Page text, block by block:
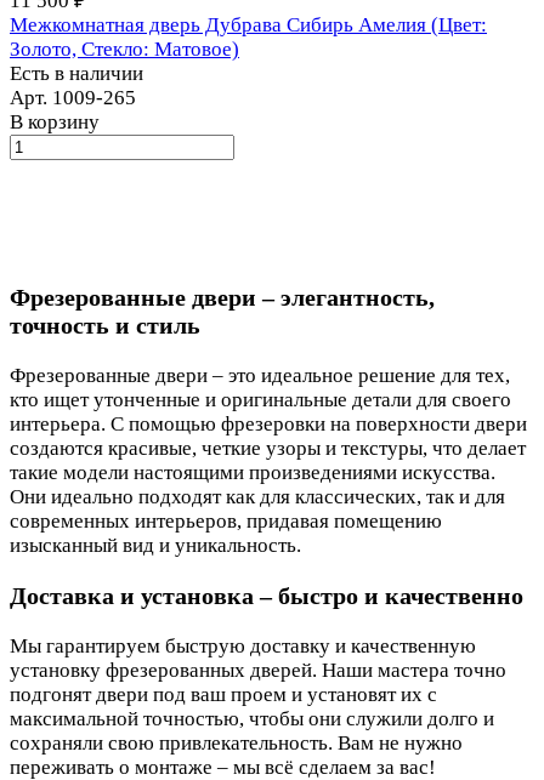
Межкомнатная дверь Дубрава Сибирь Амелия (Цвет:
Золото, Стекло: Матовое)
Есть в наличии
Арт. 1009-265
В корзину
Фрезерованные двери – элегантность,
точность и стиль
Фрезерованные двери – это идеальное решение для тех,
кто ищет утонченные и оригинальные детали для своего
интерьера. С помощью фрезеровки на поверхности двери
создаются красивые, четкие узоры и текстуры, что делает
такие модели настоящими произведениями искусства.
Они идеально подходят как для классических, так и для
современных интерьеров, придавая помещению
изысканный вид и уникальность.
Доставка и установка – быстро и качественно
Мы гарантируем быструю доставку и качественную
установку фрезерованных дверей. Наши мастера точно
подгонят двери под ваш проем и установят их с
максимальной точностью, чтобы они служили долго и
сохраняли свою привлекательность. Вам не нужно
переживать о монтаже – мы всё сделаем за вас!